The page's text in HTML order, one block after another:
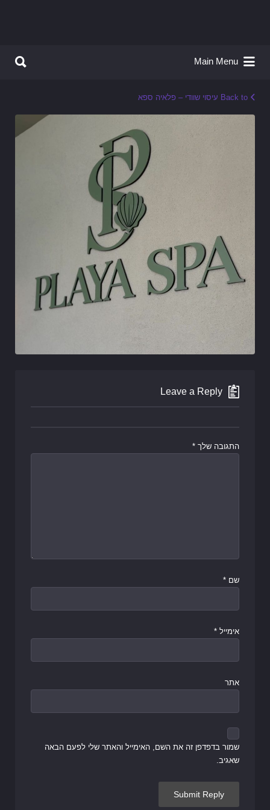
Main Menu
Back to עיסוי שוודי – פלאיה ספא
Leave a Reply
התגובה שלך *
שם *
אימייל *
אתר
שמור בדפדפן זה את השם, האימייל והאתר שלי לפעם הבאה
שאגיב.